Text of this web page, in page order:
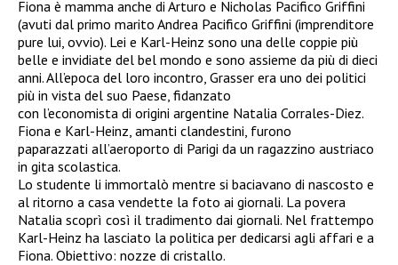
Fiona è mamma anche di Arturo e Nicholas Pacifico Griffini
(avuti dal primo marito Andrea Pacifico Griffini (imprenditore
pure lui, ovvio). Lei e Karl-Heinz sono una delle coppie più
belle e invidiate del bel mondo e sono assieme da più di dieci
anni. All’epoca del loro incontro, Grasser era uno dei politici
più in vista del suo Paese, fidanzato
con l’economista di origini argentine Natalia Corrales-Diez.
Fiona e Karl-Heinz, amanti clandestini, furono
paparazzati all’aeroporto di Parigi da un ragazzino austriaco
in gita scolastica.
Lo studente li immortalò mentre si baciavano di nascosto e
al ritorno a casa vendette la foto ai giornali. La povera
Natalia scoprì così il tradimento dai giornali. Nel frattempo
Karl-Heinz ha lasciato la politica per dedicarsi agli affari e a
Fiona. Obiettivo: nozze di cristallo.